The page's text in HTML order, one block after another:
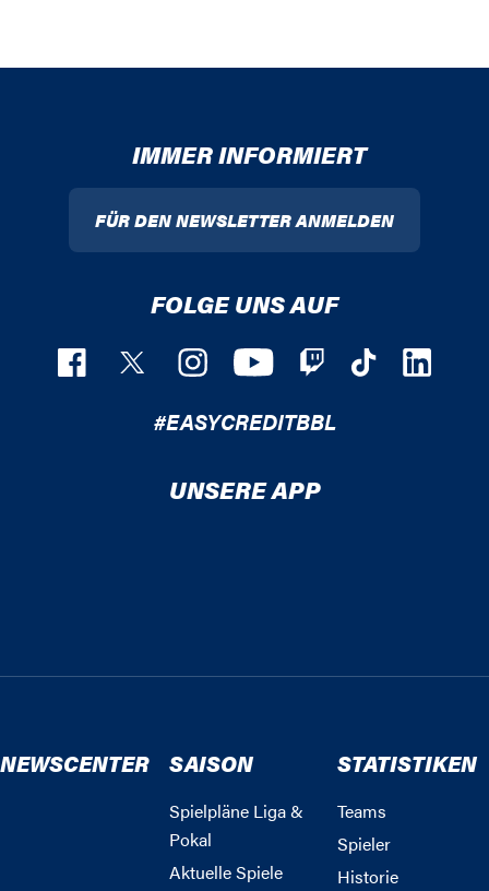
IMMER INFORMIERT
FÜR DEN NEWSLETTER ANMELDEN
FOLGE UNS AUF
#EASYCREDITBBL
UNSERE APP
NEWSCENTER SAISON
Spielpläne Liga &
Pokal
Aktuelle Spiele
STATISTIKEN
Teams
Spieler
Historie